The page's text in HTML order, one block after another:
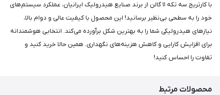
با کارتریج سه تکه ۱۱ گالن از برند صنایع هیدرولیک ایرانیان، عملکرد سیستم‌های
خود را به سطحی بی‌نظیر برسانید! این محصول با کیفیت عالی و دوام بالا،
نیازهای هیدرولیکی شما را به بهترین شکل برآورده می‌کند. انتخابی هوشمندانه
برای افزایش کارایی و کاهش هزینه‌های نگهداری. همین حالا خرید کنید و
تفاوت را احساس کنید!
محصولات مرتبط